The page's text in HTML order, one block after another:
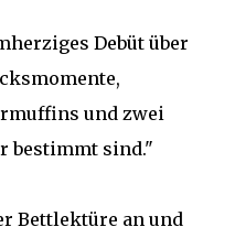
Debüt über
und zwei
bestimmt sind."
Bettlektüre an und